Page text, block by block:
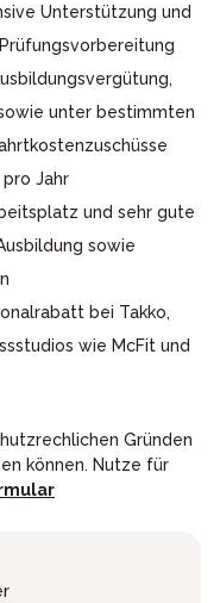
Unterstützung und
unter bestimmten
Jahr
und sehr gute
sowie
bei Takko,
wie McFit und
Gründen
können. Nutze für